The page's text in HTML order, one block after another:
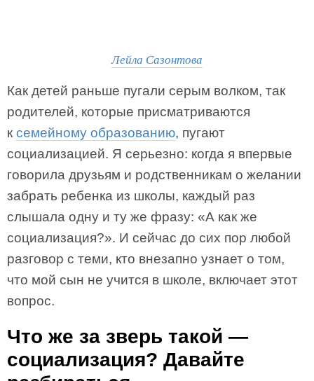
Лейла Сазонтова
Как детей раньше пугали серым волком, так
родителей, которые присматриваются
к семейному образованию, пугают
социализацией. Я серьезно: когда я впервые
говорила друзьям и родственникам о желании
забрать ребенка из школы, каждый раз
слышала одну и ту же фразу: «А как же
социализация?». И сейчас до сих пор любой
разговор с теми, кто внезапно узнает о том,
что мой сын не учится в школе, включает этот
вопрос.
Что же за зверь такой —
социализация? Давайте